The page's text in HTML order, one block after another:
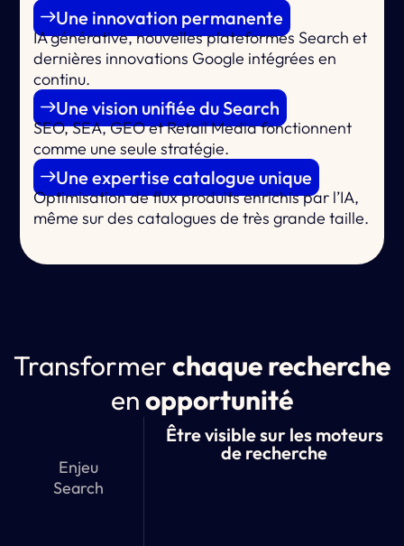
Une innovation permanente
IA générative, nouvelles plateformes Search et
dernières innovations Google intégrées en
continu.
Une vision unifiée du Search
SEO, SEA, GEO et Retail Media fonctionnent
comme une seule stratégie.
Une expertise catalogue unique
Optimisation de flux produits enrichis par l’IA,
même sur des catalogues de très grande taille.
Transformerchaque recherche
enopportunité
Enjeu
Search
Être visible sur les moteurs
de recherche